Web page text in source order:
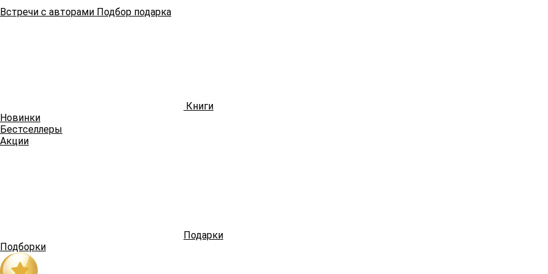
Встречи с авторами Подбор подарка
Книги
Новинки
Бестселлеры
Акции
Подарки
Подборки